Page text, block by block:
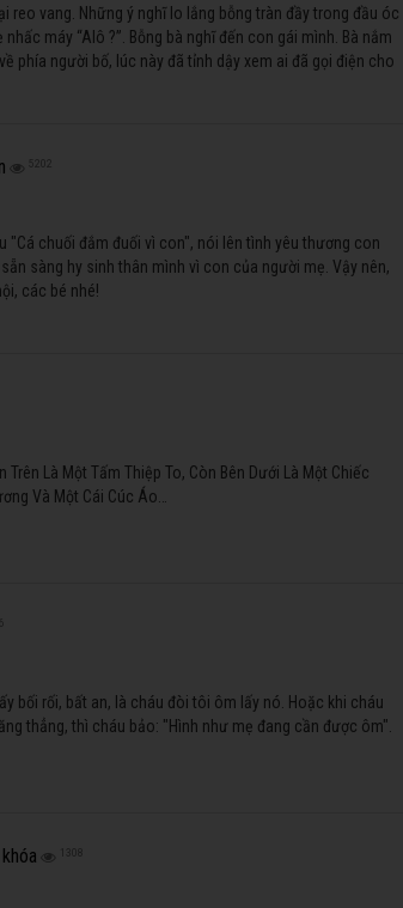
reo vang. Những ý nghĩ lo lắng bỗng tràn đầy trong đầu óc
máy “Alô ?”. Bỗng bà nghĩ đến con gái mình. Bà nắm
phía người bố, lúc này đã tỉnh dậy xem ai đã gọi điện cho
"Cá chuối đắm đuối vì con", nói lên tình yêu thương con
sàng hy sinh thân mình vì con của người mẹ. Vậy nên,
các bé nhé!
Trên Là Một Tấm Thiệp To, Còn Bên Dưới Là Một Chiếc
Và Một Cái Cúc Áo…
bối rối, bất an, là cháu đòi tôi ôm lấy nó. Hoặc khi cháu
thẳng, thì cháu bảo: "Hình như mẹ đang cần được ôm".
1308